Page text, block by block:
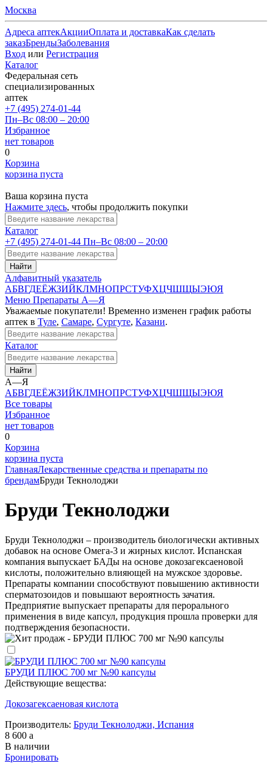
Москва
Адреса аптекАкцииОплата и доставкаКак сделать
заказБрендыЗаболевания
Вход или Регистрация
Каталог
Федеральная сеть
специализированных
аптек
+7 (495) 274-01-44
Пн–Вс 08:00 – 20:00
Избранное
нет товаров
0
Корзина
корзина пуста
Ваша корзина пуста
Нажмите здесь, чтобы продолжить покупки
Каталог
+7 (495) 274-01-44 Пн–Вс 08:00 – 20:00
Найти
Алфавитный указатель
АБВГДЕЁЖЗИЙКЛМНОПРСТУФХЦЧШЩЫЭЮЯ
Меню Препараты А—Я
Уважаемые покупатели! Временно изменен график работы
аптек в Туле, Самаре, Сургуте, Казани.
Каталог
Найти
А—Я
АБВГДЕЁЖЗИЙКЛМНОПРСТУФХЦЧШЩЫЭЮЯ
Все товары
Избранное
нет товаров
0
Корзина
корзина пуста
ГлавнаяЛекарственные средства и препараты по
брендамБруди Текнолоджи
Бруди Текнолоджи
Бруди Текнолоджи – производитель биологически активных
добавок на основе Омега-3 и жирных кислот. Испанская
компания выпускает БАДы на основе докозагексаеновой
кислоты, положительно влияющей на мужское здоровье.
Препараты компании способствуют повышению активности
сперматозоидов и повышают вероятность зачатия.
Предприятие выпускает препараты для перорального
применения в виде капсул, продукция прошла проверки для
подтверждения безопасности.
БРУДИ ПЛЮС 700 мг №90 капсулы
Действующие вещества:
Докозагексаеновая кислота
Производитель: Бруди Текнолоджи, Испания
8 600 a
В наличии
Бронировать